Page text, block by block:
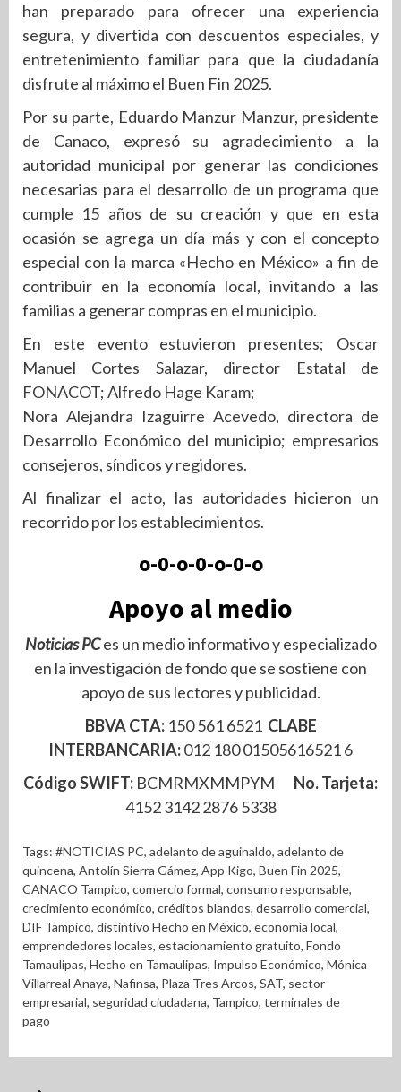
han preparado para ofrecer una experiencia
segura, y divertida con descuentos especiales, y
entretenimiento familiar para que la ciudadanía
disfrute al máximo el Buen Fin 2025.
Por su parte, Eduardo Manzur Manzur, presidente
de Canaco, expresó su agradecimiento a la
autoridad municipal por generar las condiciones
necesarias para el desarrollo de un programa que
cumple 15 años de su creación y que en esta
ocasión se agrega un día más y con el concepto
especial con la marca «Hecho en México» a fin de
contribuir en la economía local, invitando a las
familias a generar compras en el municipio.
En este evento estuvieron presentes; Oscar
Manuel Cortes Salazar, director Estatal de
FONACOT; Alfredo Hage Karam;
Nora Alejandra Izaguirre Acevedo, directora de
Desarrollo Económico del municipio; empresarios
consejeros, síndicos y regidores.
Al finalizar el acto, las autoridades hicieron un
recorrido por los establecimientos.
o-0-o-0-o-0-o
Apoyo al medio
Noticias PCes un medio informativo y especializado
en la investigación de fondo que se sostiene con
apoyo de sus lectores y publicidad.
BBVA CTA: 150 561 6521 CLABE
INTERBANCARIA:012 180 01505616521 6
Código SWIFT: BCMRMXMMPYM No. Tarjeta:
4152 3142 2876 5338
Tags: #NOTICIAS PC, adelanto de aguinaldo, adelanto de
quincena, Antolín Sierra Gámez, App Kigo, Buen Fin 2025,
CANACO Tampico, comercio formal, consumo responsable,
crecimiento económico, créditos blandos, desarrollo comercial,
DIF Tampico, distintivo Hecho en México, economía local,
emprendedores locales, estacionamiento gratuito, Fondo
Tamaulipas, Hecho en Tamaulipas, Impulso Económico, Mónica
Villarreal Anaya, Nafinsa, Plaza Tres Arcos, SAT, sector
empresarial, seguridad ciudadana, Tampico, terminales de
pago